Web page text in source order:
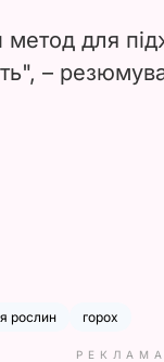
для
–
рослин горох
РЕКЛАМА